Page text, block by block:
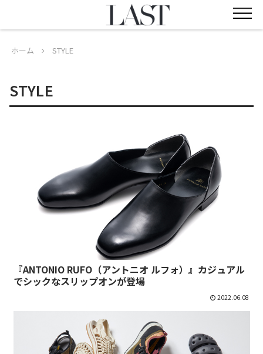
ホーム STYLE
STYLE
『ANTONIO RUFO（アントニオ ルフォ）』カジュアル
でシックなスリップオンが登場
2022.06.08